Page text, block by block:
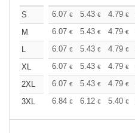
S 6.07 € 5.43 € 4.79 €
M
6.07 € 5.43 € 4.79 €
L
6.07 € 5.43 € 4.79 €
XL
6.07 € 5.43 € 4.79 €
2XL
6.07 € 5.43 € 4.79 €
3XL
6.84 € 6.12 € 5.40 €